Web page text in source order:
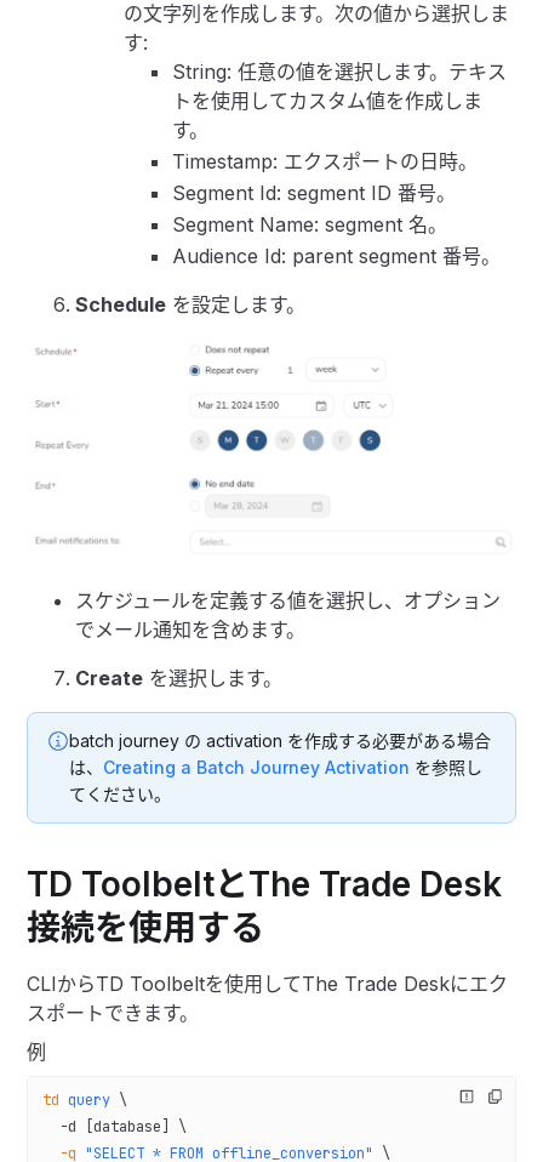
の文字列を作成します。次の値から選択しま
す:
String: 任意の値を選択します。テキス
トを使用してカスタム値を作成しま
す。
Timestamp: エクスポートの日時。
Segment Id: segment ID 番号。
Segment Name: segment 名。
Audience Id: parent segment 番号。
Schedule を設定します。
スケジュールを定義する値を選択し、オプション
でメール通知を含めます。
Create を選択します。
batch journey の activation を作成する必要がある場合
は、 Creating a Batch Journey Activation を参照し
てください。
TD ToolbeltとThe Trade Desk
接続を使用する
CLIからTD Toolbeltを使用してThe Trade Deskにエク
スポートできます。
例
td query \
  -d
[database] \
  -q
"SELECT * FROM offline_conversion"
\